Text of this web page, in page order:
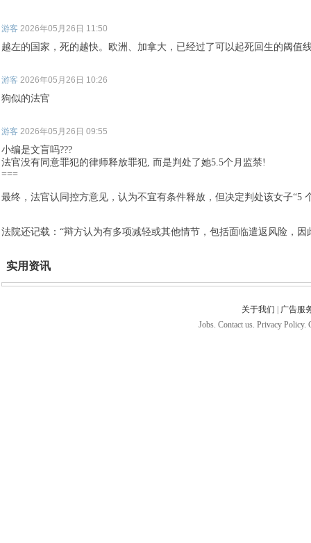
游客 2026年05月26日 11:50
越左的国家，死的越快。欧洲、加拿大，已经过了可以起死回生的阈值
游客 2026年05月26日 10:26
狗似的法官
游客 2026年05月26日 09:55
小编是文盲吗???
法官没有同意罪犯的律师释放罪犯, 而是判处了她5.5个月监禁!
===
最终，法官认同控方意见，认为不宜有条件释放，但决定判处该女子“5
法院还记载：“辩方认为有多项减轻或其他情节，包括面临遣返风险，
实用资讯
关于我们
广告服
Jobs. Contact us. Privacy